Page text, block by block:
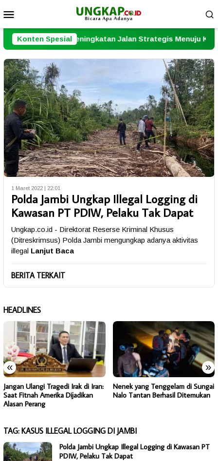
ke
kontenMobile
Konten Spesial
Peningkatan Jalan Strategis Menuju Kuala Tungkal
1 Maret 2022 | 22:01
Polda Jambi Ungkap Illegal Logging di
Kawasan PT PDIW, Pelaku Tak Dapat
Ungkap.co.id - Direktorat Reserse Kriminal Khusus
(Ditreskrimsus) Polda Jambi mengungkap adanya aktivitas
illegal Lanjut Baca
BERITA TERKAIT
HEADLINES
« »
Jangan Ulangi Tragedi Irak di Iran:
Saat Fitnah Amerika Dijadikan
Alasan Perang
Nenek yang Tenggelam di Sungai
Nalo Tantan Berhasil Ditemukan
TAG: KASUS ILLEGAL LOGGING DI JAMBI
Polda Jambi Ungkap Illegal Logging di Kawasan PT
PDIW, Pelaku Tak Dapat